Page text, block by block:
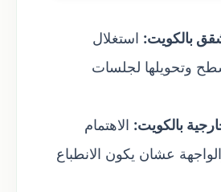
بالكويت: استغلال
وتحويلها لجلسات
بالكويت: الاهتمام
عشان يكون الانطباع